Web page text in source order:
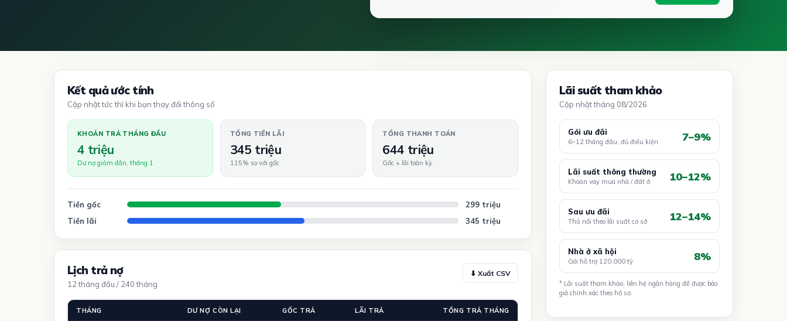
Kết quả ước tính
Cập nhật tức thì khi bạn thay đổi thông số
KHOẢN TRẢ THÁNG ĐẦU
4 triệu
Dư nợ giảm dần, tháng 1
TỔNG TIỀN LÃI
345 triệu
115% so với gốc
TỔNG THANH TOÁN
644 triệu
Gốc + lãi toàn kỳ
Tiền gốc
299 triệu
Tiền lãi
345 triệu
Lịch trả nợ
12 tháng đầu / 240 tháng
⬇ Xuất CSV
THÁNG DƯ NỢ CÒN LẠI GỐC TRẢ LÃI TRẢ TỔNG TRẢ THÁNG
Lãi suất tham khảo
Cập nhật tháng 08/2026
Gói ưu đãi
6–12 tháng đầu, đủ điều kiện 7–9%
Lãi suất thông thường
Khoản vay mua nhà / đất ở 10–12%
Sau ưu đãi
Thả nổi theo lãi suất cơ sở 12–14%
Nhà ở xã hội
Gói hỗ trợ 120.000 tỷ 8%
* Lãi suất tham khảo, liên hệ ngân hàng để được báo
giá chính xác theo hồ sơ.